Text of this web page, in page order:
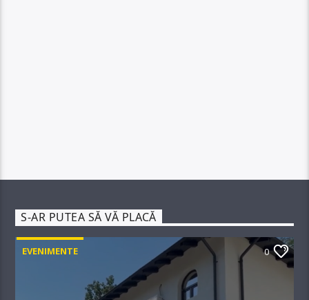
S-AR PUTEA SĂ VĂ PLACĂ
EVENIMENTE 0